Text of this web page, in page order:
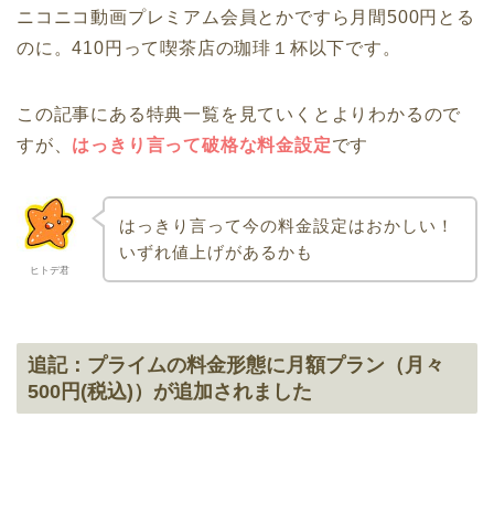
ニコニコ動画プレミアム会員とかですら月間500円とる
のに。410円って喫茶店の珈琲１杯以下です。
この記事にある特典一覧を見ていくとよりわかるので
すが、 はっきり言って破格な料金設定です
ヒトデ君
はっきり言って今の料金設定はおかしい！
いずれ値上げがあるかも
追記：プライムの料金形態に月額プラン（月々
500円(税込)）が追加されました